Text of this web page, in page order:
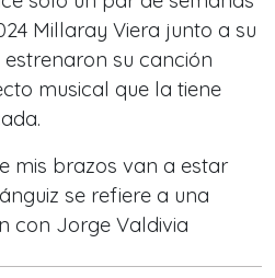
Millaray Viera junto a su
su canción
musical que la tiene
mis brazos van a estar
se refiere a una
con Jorge Valdivia